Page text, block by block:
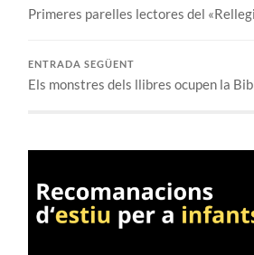
Primeres parelles lectores del
ENTRADA SEGÜENT
Els monstres dels llibres ocupen la